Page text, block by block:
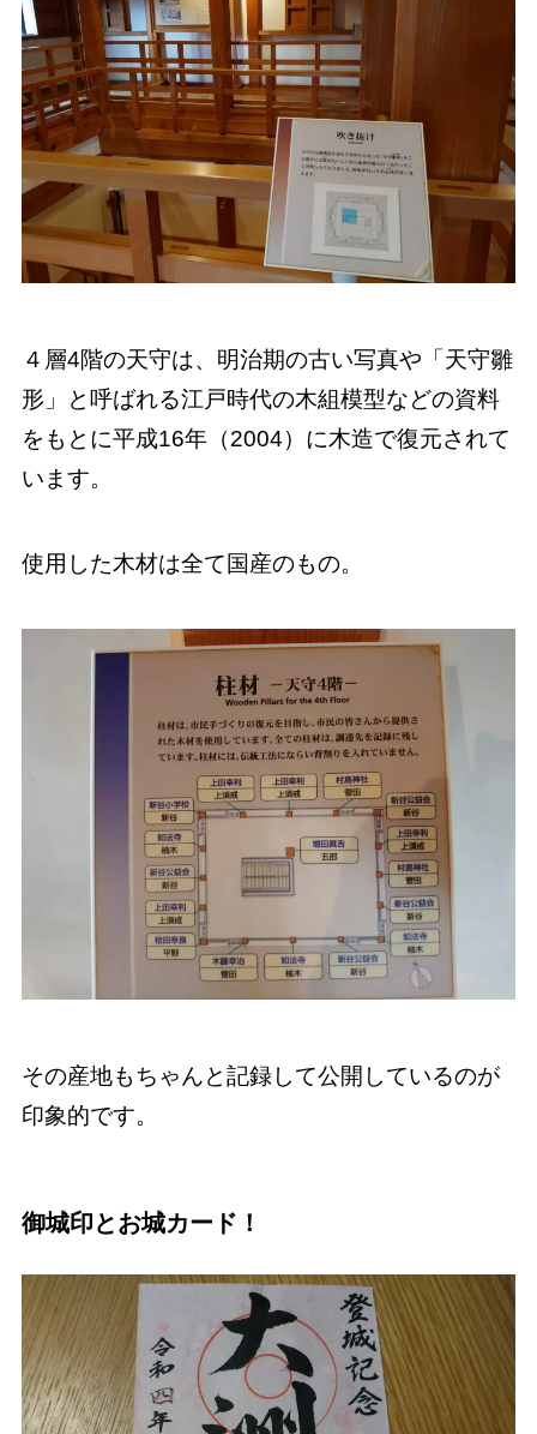
４層4階の天守は、明治期の古い写真や「天守雛
形」と呼ばれる江戸時代の木組模型などの資料
をもとに平成16年（2004）に木造で復元されて
います。
使用した木材は全て国産のもの。
その産地もちゃんと記録して公開しているのが
印象的です。
御城印とお城カード！